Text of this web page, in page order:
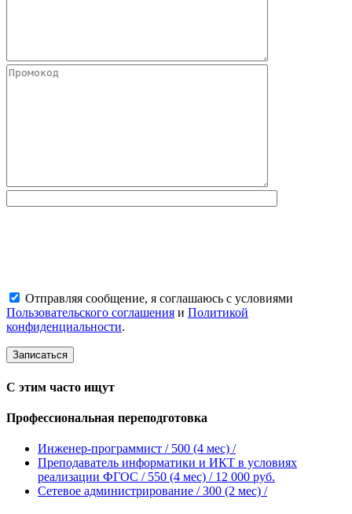
Отправляя сообщение, я соглашаюсь с условиями
Пользовательского соглашения и Политикой
конфиденциальности.
С этим часто ищут
Профессиональная переподготовка
Инженер-программист / 500 (4 мес) /
Преподаватель информатики и ИКТ в условиях
реализации ФГОС / 550 (4 мес) / 12 000 руб.
Сетевое администрирование / 300 (2 мес) /